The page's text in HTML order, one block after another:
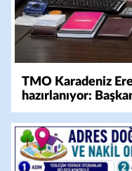
TMO Karadeniz
hazırlanıyor: